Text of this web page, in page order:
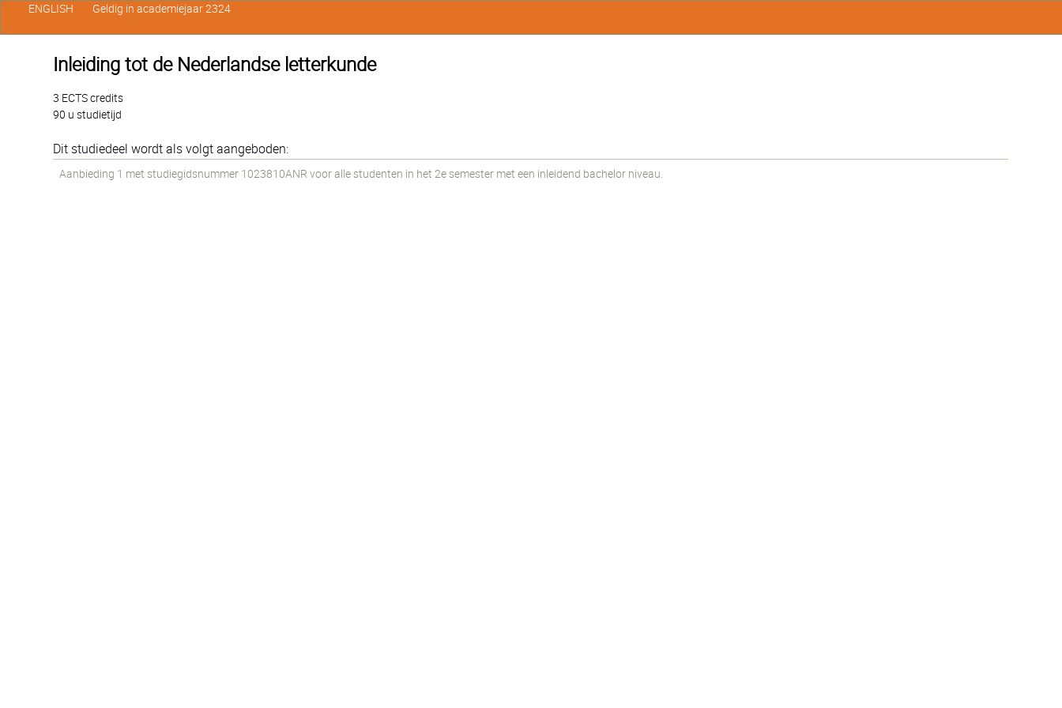
Inleiding tot de Nederlandse letterkunde
3 ECTS credits
90 u studietijd
Dit studiedeel wordt als volgt aangeboden:
Aanbieding 1 met studiegidsnummer 1023810ANR voor alle studenten in het 2e semester met een inleidend bachelor niveau.
ENGLISH Geldig in academiejaar 2324